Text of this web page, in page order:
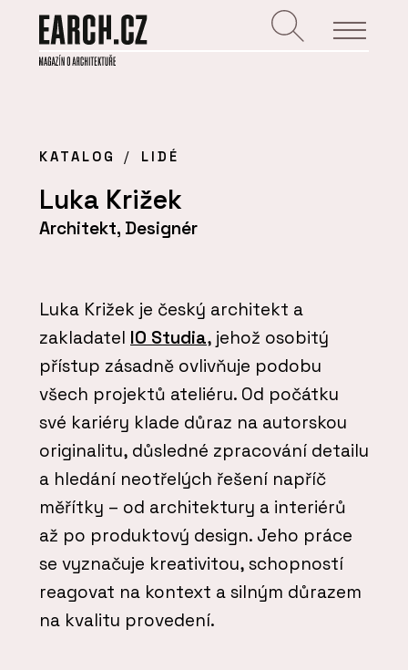
KATALOG LIDÉ
Luka Križek
Architekt, Designér
Luka Križek je český architekt a
zakladatel IO Studia, jehož osobitý
přístup zásadně ovlivňuje podobu
všech projektů ateliéru. Od počátku
své kariéry klade důraz na autorskou
originalitu, důsledné zpracování detailu
a hledání neotřelých řešení napříč
měřítky – od architektury a interiérů
až po produktový design. Jeho práce
se vyznačuje kreativitou, schopností
reagovat na kontext a silným důrazem
na kvalitu provedení.